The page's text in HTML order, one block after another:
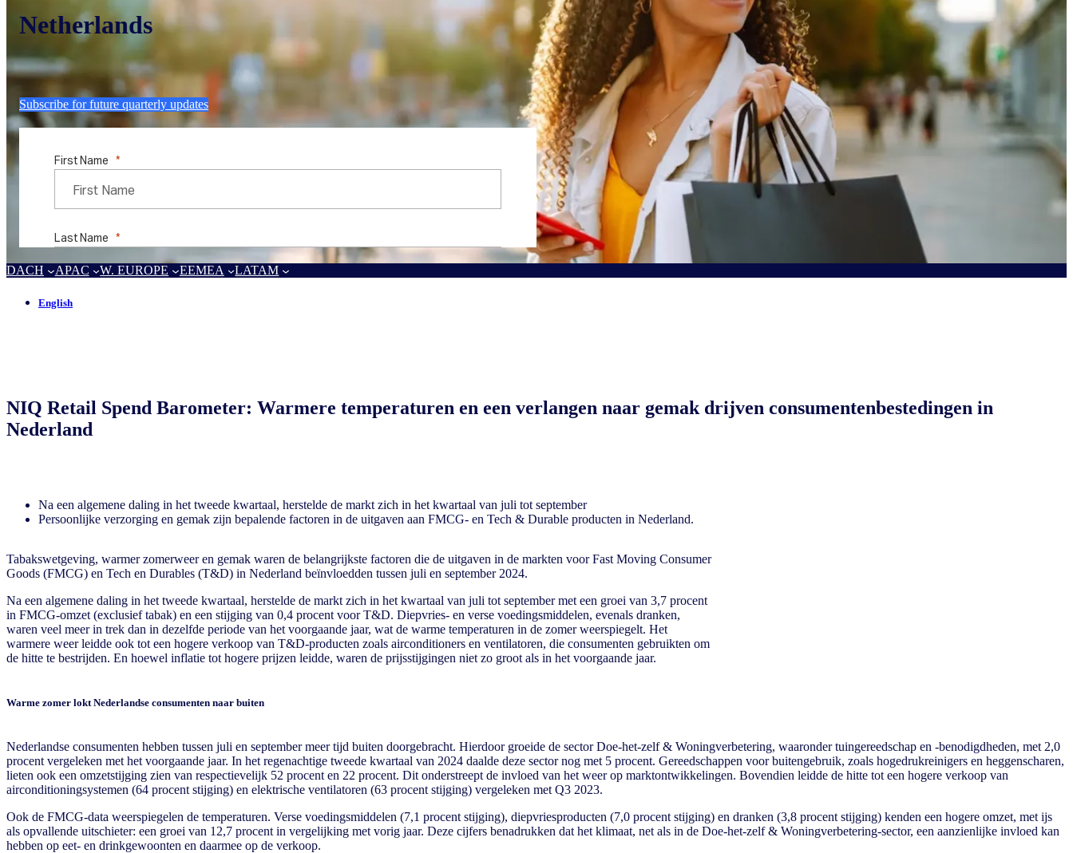
Netherlands
Subscribe for future quarterly updates
DACH APAC W. EUROPE EEMEA LATAM
English
NIQ Retail Spend Barometer: Warmere temperaturen en een verlangen naar gemak drijven consumentenbestedingen in
Nederland
Na een algemene daling in het tweede kwartaal, herstelde de markt zich in het kwartaal van juli tot september
Persoonlijke verzorging en gemak zijn bepalende factoren in de uitgaven aan FMCG- en Tech & Durable producten in Nederland.
Tabakswetgeving, warmer zomerweer en gemak waren de belangrijkste factoren die de uitgaven in de markten voor Fast Moving Consumer
Goods (FMCG) en Tech en Durables (T&D) in Nederland beïnvloedden tussen juli en september 2024.
Na een algemene daling in het tweede kwartaal, herstelde de markt zich in het kwartaal van juli tot september met een groei van 3,7 procent
in FMCG-omzet (exclusief tabak) en een stijging van 0,4 procent voor T&D. Diepvries- en verse voedingsmiddelen, evenals dranken,
waren veel meer in trek dan in dezelfde periode van het voorgaande jaar, wat de warme temperaturen in de zomer weerspiegelt. Het
warmere weer leidde ook tot een hogere verkoop van T&D-producten zoals airconditioners en ventilatoren, die consumenten gebruikten om
de hitte te bestrijden. En hoewel inflatie tot hogere prijzen leidde, waren de prijsstijgingen niet zo groot als in het voorgaande jaar.
Warme zomer lokt Nederlandse consumenten naar buiten
Nederlandse consumenten hebben tussen juli en september meer tijd buiten doorgebracht. Hierdoor groeide de sector Doe-het-zelf & Woningverbetering, waaronder tuingereedschap en -benodigdheden, met 2,0
procent vergeleken met het voorgaande jaar. In het regenachtige tweede kwartaal van 2024 daalde deze sector nog met 5 procent. Gereedschappen voor buitengebruik, zoals hogedrukreinigers en heggenscharen,
lieten ook een omzetstijging zien van respectievelijk 52 procent en 22 procent. Dit onderstreept de invloed van het weer op marktontwikkelingen. Bovendien leidde de hitte tot een hogere verkoop van
airconditioningsystemen (64 procent stijging) en elektrische ventilatoren (63 procent stijging) vergeleken met Q3 2023.
Ook de FMCG-data weerspiegelen de temperaturen. Verse voedingsmiddelen (7,1 procent stijging), diepvriesproducten (7,0 procent stijging) en dranken (3,8 procent stijging) kenden een hogere omzet, met ijs
als opvallende uitschieter: een groei van 12,7 procent in vergelijking met vorig jaar. Deze cijfers benadrukken dat het klimaat, net als in de Doe-het-zelf & Woningverbetering-sector, een aanzienlijke invloed kan
hebben op eet- en drinkgewoonten en daarmee op de verkoop.